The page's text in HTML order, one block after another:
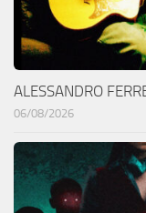
ALESSANDRO
06/08/2026